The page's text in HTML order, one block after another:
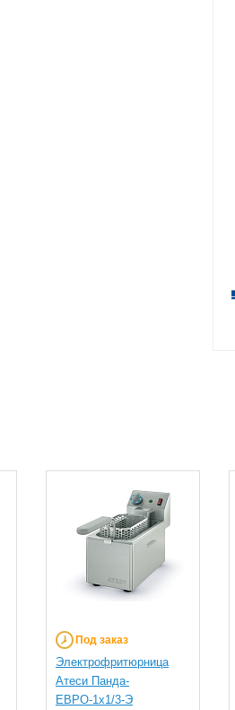
Под заказ
Электрофритюрница
Атеси Панда-
ЕВРО-1х1/3-Э